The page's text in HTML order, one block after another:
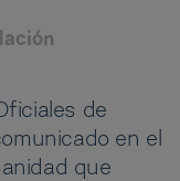
de
en el
que